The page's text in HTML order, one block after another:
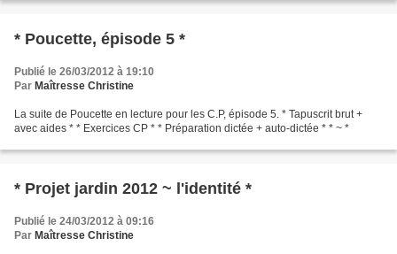
* Poucette, épisode 5 *
Publié le 26/03/2012 à 19:10
Par Maîtresse Christine
La suite de Poucette en lecture pour les C.P, épisode 5. * Tapuscrit brut +
avec aides * * Exercices CP * * Préparation dictée + auto-dictée * * ~ *
* Projet jardin 2012 ~ l'identité *
Publié le 24/03/2012 à 09:16
Par Maîtresse Christine